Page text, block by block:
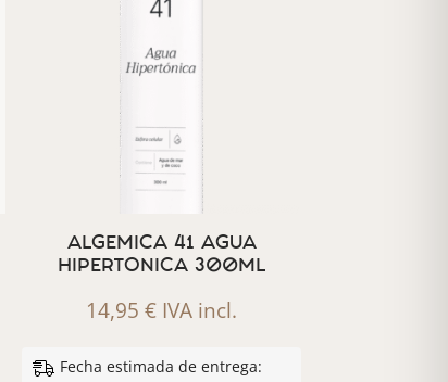
ALGEMICA 41 AGUA
HIPERTONICA 300ML
14,95€ IVA incl.
Fecha estimada de entrega: